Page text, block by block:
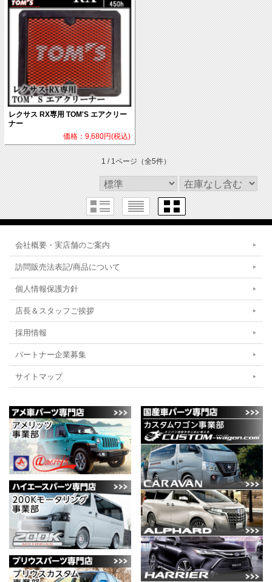
レクサス RX専用 TOM'S エアクリー
ナー
価格：9,680円(税込)
1 / 1ページ（全5件）
会社概要・実店舗のご案内
訪問販売法表記/商品について
個人情報保護方針
店長＆スタッフご挨拶
採用情報
パートナー企業募集
サイトマップ